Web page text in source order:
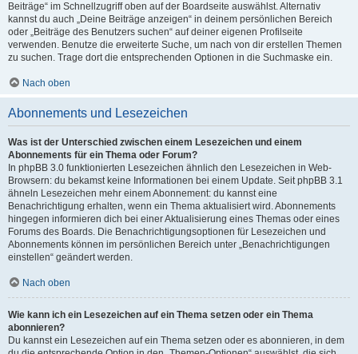
Beiträge“ im Schnellzugriff oben auf der Boardseite auswählst. Alternativ
kannst du auch „Deine Beiträge anzeigen“ in deinem persönlichen Bereich
oder „Beiträge des Benutzers suchen“ auf deiner eigenen Profilseite
verwenden. Benutze die erweiterte Suche, um nach von dir erstellen Themen
zu suchen. Trage dort die entsprechenden Optionen in die Suchmaske ein.
Nach oben
Abonnements und Lesezeichen
Was ist der Unterschied zwischen einem Lesezeichen und einem
Abonnements für ein Thema oder Forum?
In phpBB 3.0 funktionierten Lesezeichen ähnlich den Lesezeichen in Web-
Browsern: du bekamst keine Informationen bei einem Update. Seit phpBB 3.1
ähneln Lesezeichen mehr einem Abonnement: du kannst eine
Benachrichtigung erhalten, wenn ein Thema aktualisiert wird. Abonnements
hingegen informieren dich bei einer Aktualisierung eines Themas oder eines
Forums des Boards. Die Benachrichtigungsoptionen für Lesezeichen und
Abonnements können im persönlichen Bereich unter „Benachrichtigungen
einstellen“ geändert werden.
Nach oben
Wie kann ich ein Lesezeichen auf ein Thema setzen oder ein Thema
abonnieren?
Du kannst ein Lesezeichen auf ein Thema setzen oder es abonnieren, in dem